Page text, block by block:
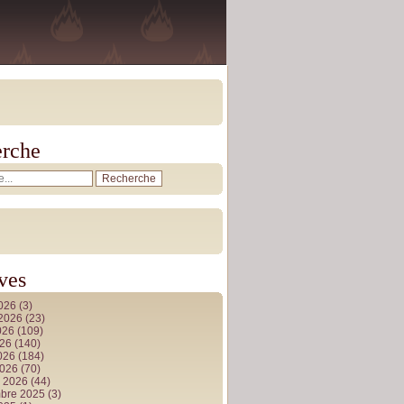
(3)
(23)
(109)
(140)
(184)
(70)
2026 (44)
2025 (3)